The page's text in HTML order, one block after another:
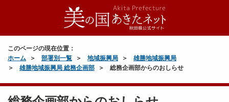
このページの現在位置：
ホーム
部署別一覧 地域振興局
雄勝地域振興局
雄勝地域振興局 総務企画部
総務企画部からのおしらせ